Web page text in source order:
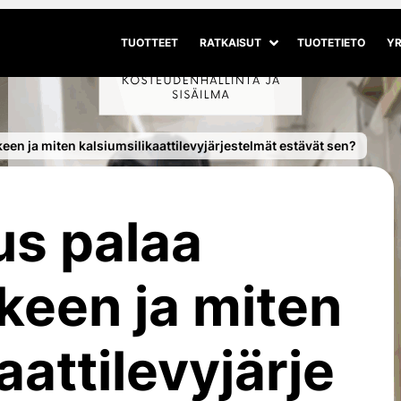
TUOTTEET RATKAISUT
Avaa alivalikko
Sulje alivalikko
TUOTETIETO
ja miten kalsiumsilikaattilevyjärjestelmät estävät sen?
palaa
ja miten